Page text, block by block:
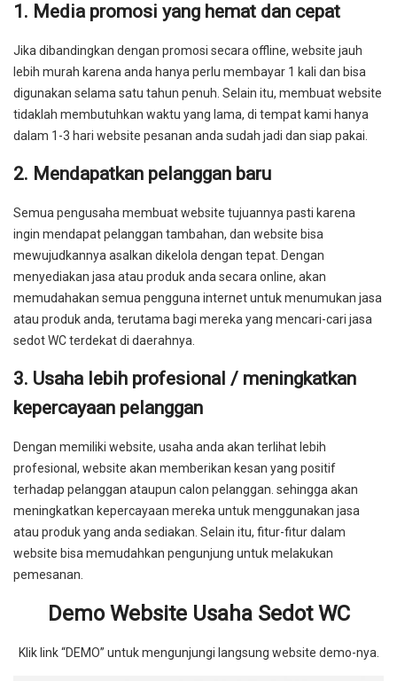
1. Media promosi yang hemat dan cepat
Jika dibandingkan dengan promosi secara offline, website jauh
lebih murah karena anda hanya perlu membayar 1 kali dan bisa
digunakan selama satu tahun penuh. Selain itu, membuat website
tidaklah membutuhkan waktu yang lama, di tempat kami hanya
dalam 1-3 hari website pesanan anda sudah jadi dan siap pakai.
2. Mendapatkan pelanggan baru
Semua pengusaha membuat website tujuannya pasti karena
ingin mendapat pelanggan tambahan, dan website bisa
mewujudkannya asalkan dikelola dengan tepat. Dengan
menyediakan jasa atau produk anda secara online, akan
memudahakan semua pengguna internet untuk menumukan jasa
atau produk anda, terutama bagi mereka yang mencari-cari jasa
sedot WC terdekat di daerahnya.
3. Usaha lebih profesional / meningkatkan
kepercayaan pelanggan
Dengan memiliki website, usaha anda akan terlihat lebih
profesional, website akan memberikan kesan yang positif
terhadap pelanggan ataupun calon pelanggan. sehingga akan
meningkatkan kepercayaan mereka untuk menggunakan jasa
atau produk yang anda sediakan. Selain itu, fitur-fitur dalam
website bisa memudahkan pengunjung untuk melakukan
pemesanan.
Demo Website Usaha Sedot WC
Klik link “DEMO” untuk mengunjungi langsung website demo-nya.